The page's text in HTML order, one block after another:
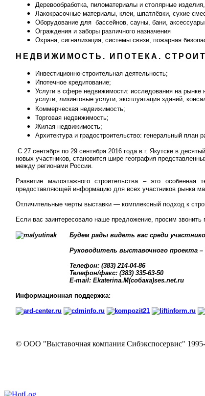
Деревообработка, пиломатериалы и столярные
Лакокрасочные материалы, клеи, шпатлёвки, сухие
Оборудование для бассейнов, сауны, бани, аксессуары
Ограждения и заборы различного назначения
Охрана, сигнализация, системы связи, пожарная
НЕДВИЖИМОСТЬ. ИПОТЕКА.
Инвестиционно-строительная деятельность;
Ипотечное кредитование;
Услуги в сфере недвижимости: исследования на рынке
услуги, лизинговые услуги, эксплуатация зданий,
Коммерческая недвижимость;
Торговая недвижимость;
Жилая недвижимость;
Архитектура и градостроительство: генеральный план
С 27 сентября по 29 сентября 2016 года в г. Якутске в
новых участников, становится шире география
между регионами России.
Развитие малоэтажного строительства – это
предоставляющей информацию для всех участников рынка
Отличительные черты выставки — комплексный подход к
Если вас заинтересовало наше предложение, просим
Будем рады видеть вас среди
Руководитель выставочного проекта –
Телефон: (383) 214-04-86
Телефон/факс: (383) 335-63-50
E-mail: Ekaterina.M(собака)ses.net.ru
Информационная поддержка:
© ООО "Выставочная компания Сибэкспосервис"